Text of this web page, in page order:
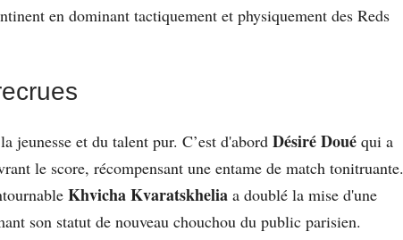
en dominant tactiquement et physiquement des Reds
jeunesse et du talent pur. C’est d'abord Désiré Doué qui a
le score, récompensant une entame de match tonitruante.
Khvicha Kvaratskhelia a doublé la mise d'une
son statut de nouveau chouchou du public parisien.